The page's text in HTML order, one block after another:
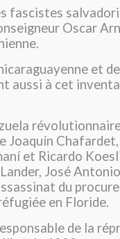
fascistes
Oscar
et
aussi à cet
Joaquín
et Ricardo
José
du
en Floride.
de la